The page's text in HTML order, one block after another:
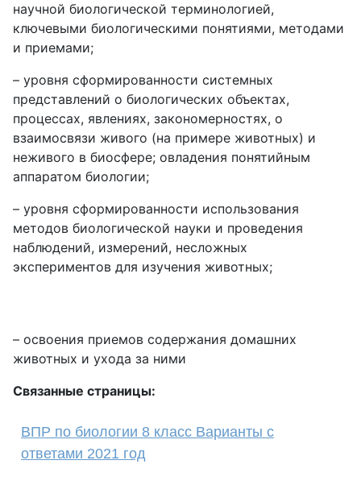
научной биологической терминологией,
ключевыми биологическими понятиями, методами
и приемами;
– уровня сформированности системных
представлений о биологических объектах,
процессах, явлениях, закономерностях, о
взаимосвязи живого (на примере животных) и
неживого в биосфере; овладения понятийным
аппаратом биологии;
– уровня сформированности использования
методов биологической науки и проведения
наблюдений, измерений, несложных
экспериментов для изучения животных;
– освоения приемов содержания домашних
животных и ухода за ними
Связанные страницы:
ВПР по биологии 8 класс Варианты с
ответами 2021 год